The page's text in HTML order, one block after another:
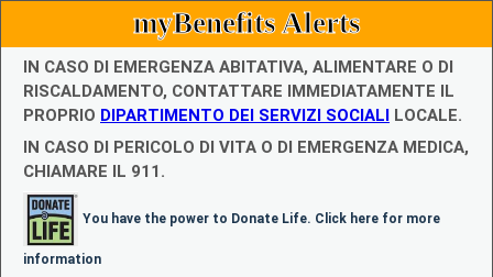
myBenefits Alerts
IN CASO DI EMERGENZA ABITATIVA, ALIMENTARE O DI
RISCALDAMENTO, CONTATTARE IMMEDIATAMENTE IL
PROPRIO DIPARTIMENTO DEI SERVIZI SOCIALI LOCALE.
IN CASO DI PERICOLO DI VITA O DI EMERGENZA MEDICA,
CHIAMARE IL 911.
You have the power to Donate Life. Click here for more
information